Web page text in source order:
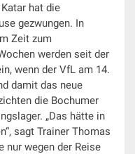
hat die
gezwungen. In
Zeit zum
werden seit der
wenn der VfL am 14.
damit das neue
die Bochumer
„Das hätte in
sagt Trainer Thomas
nur wegen der Reise